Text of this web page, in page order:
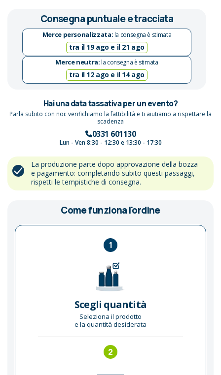
Consegna puntuale e tracciata
Merce personalizzata:la consegna è stimata
tra il 19 ago e il 21 ago
Merce neutra:la consegna è stimata
tra il 12 ago e il 14 ago
Hai una data tassativa per un evento?
Parla subito con noi: verifichiamo la fattibilità e ti aiutiamo a rispettare la
scadenza
0331 601130
Lun - Ven 8:30 - 12:30 e 13:30 - 17:30
La produzione parte dopo approvazione della bozza
e pagamento: completando subito questi passaggi,
rispetti le tempistiche di consegna.
Come funziona l'ordine
1
Scegli quantità
Seleziona il prodotto
e la quantità desiderata
2